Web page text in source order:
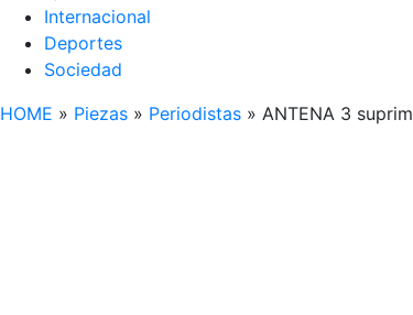
Internacional
Deportes
Sociedad
HOME » Piezas » Periodistas » ANTENA 3